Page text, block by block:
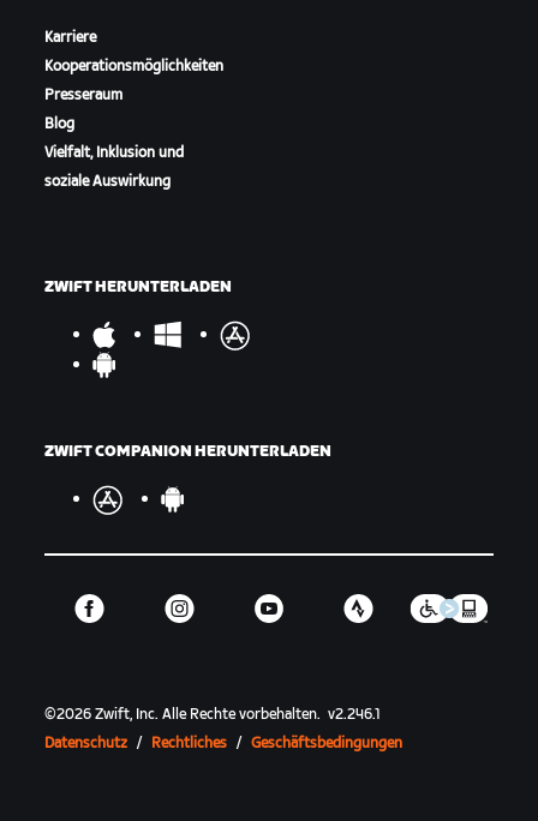
Karriere
Kooperationsmöglichkeiten
Presseraum
Blog
Vielfalt, Inklusion und
soziale Auswirkung
ZWIFT HERUNTERLADEN
ZWIFT COMPANION HERUNTERLADEN
©2026 Zwift, Inc.Alle Rechte vorbehalten. v2.246.1
Datenschutz / Rechtliches / Geschäftsbedingungen